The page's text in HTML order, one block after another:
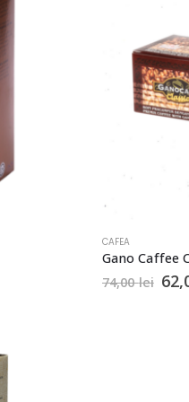
CAFEA
Gano Caffee
74,00lei